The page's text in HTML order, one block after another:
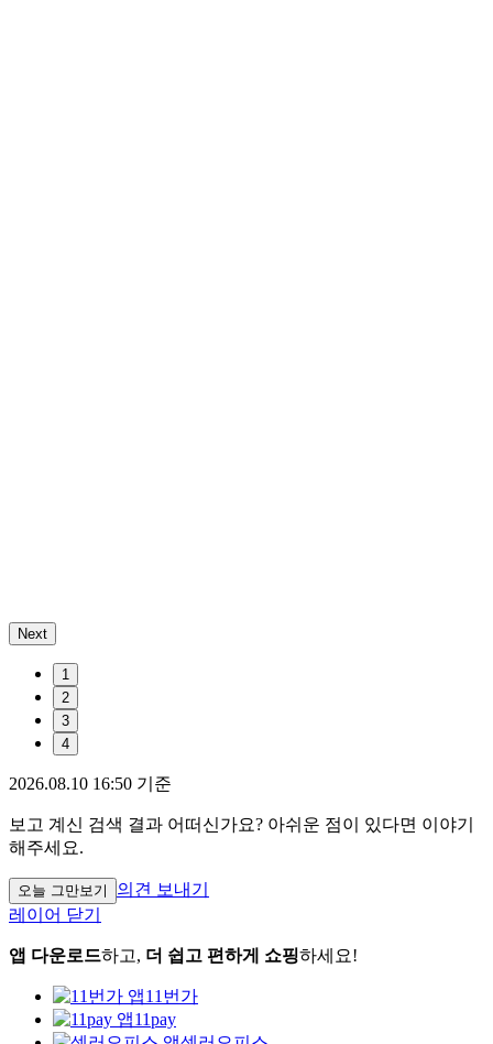
Next
1
2
3
4
2026.08.10 16:50 기준
보고 계신 검색 결과 어떠신가요? 아쉬운 점이 있다면 이야기
해주세요.
오늘 그만보기
의견 보내기
레이어 닫기
앱 다운로드하고, 더 쉽고 편하게 쇼핑하세요!
11번가
11pay